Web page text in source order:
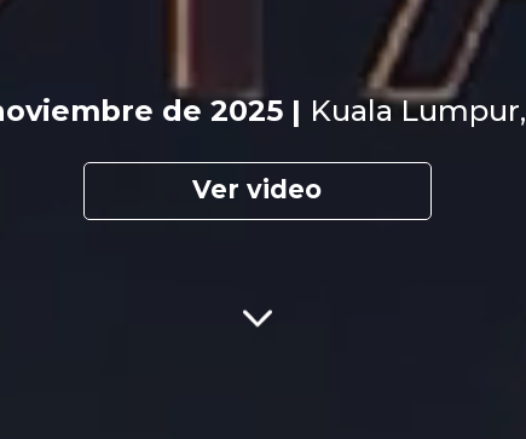
de 2025 | Kuala Lumpur,
Ver video